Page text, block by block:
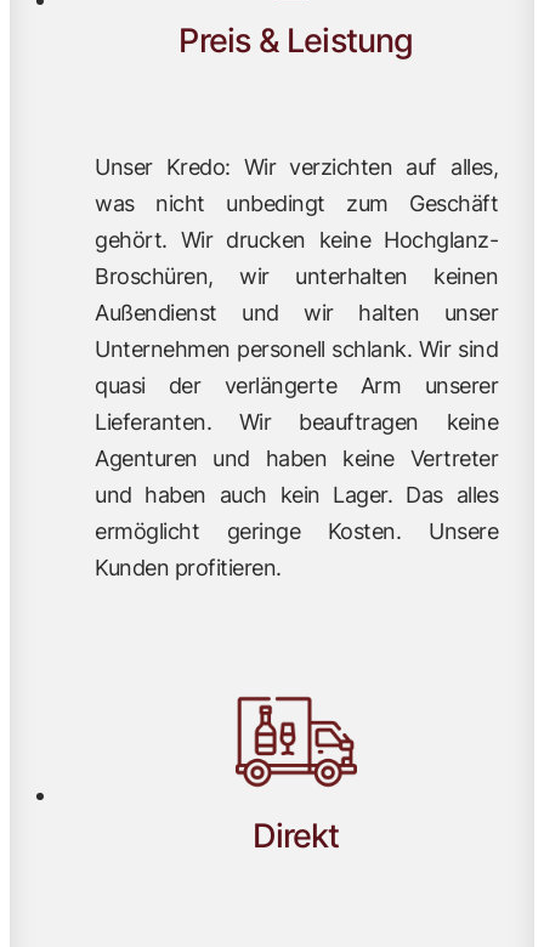
Preis & Leistung
Unser Kredo: Wir verzichten auf alles,
was nicht unbedingt zum Geschäft
gehört. Wir drucken keine Hochglanz-
Broschüren, wir unterhalten keinen
Außendienst und wir halten unser
Unternehmen personell schlank. Wir sind
quasi der verlängerte Arm unserer
Lieferanten. Wir beauftragen keine
Agenturen und haben keine Vertreter
und haben auch kein Lager. Das alles
ermöglicht geringe Kosten. Unsere
Kunden profitieren.
Direkt